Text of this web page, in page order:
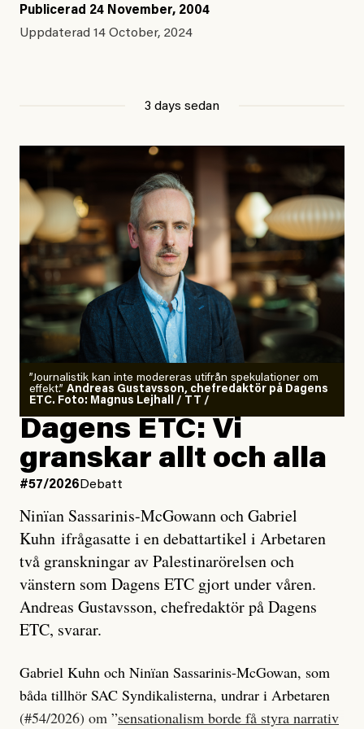
Publicerad 24 November, 2004
Uppdaterad 14 October, 2024
3 days sedan
”Journalistik kan inte modereras utifrån spekulationer om
effekt.” Andreas Gustavsson, chefredaktör på Dagens
ETC. Foto: Magnus Lejhall / TT /
Dagens ETC: Vi
granskar allt och alla
#57/2026 Debatt
Ninïan Sassarinis-McGowann och Gabriel
Kuhn ifrågasatte i en debattartikel i Arbetaren
två granskningar av Palestinarörelsen och
vänstern som Dagens ETC gjort under våren.
Andreas Gustavsson, chefredaktör på Dagens
ETC, svarar.
Gabriel Kuhn och Ninïan Sassarinis-McGowan, som
båda tillhör SAC Syndikalisterna, undrar i Arbetaren
(#54/2026) om ”sensationalism borde få styra narrativ